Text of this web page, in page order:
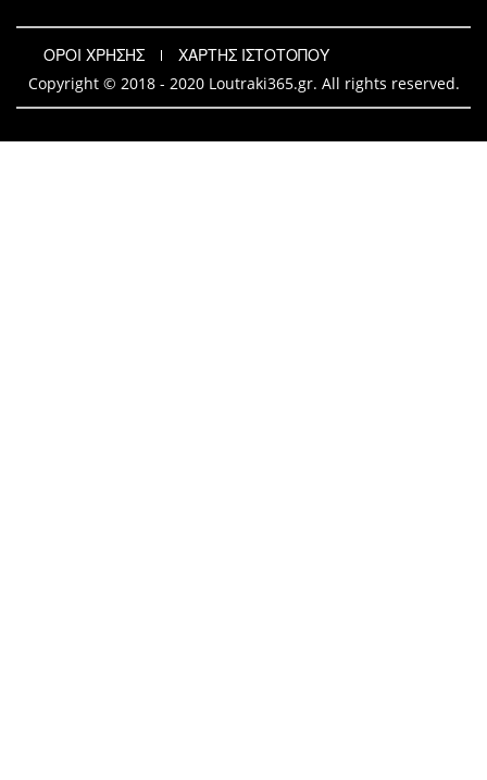
ΟΡΟΙ ΧΡΗΣΗΣ
ΧΑΡΤΗΣ ΙΣΤΟΤΟΠΟΥ
Copyright © 2018 - 2020 Loutraki365.gr. All rights reserved.